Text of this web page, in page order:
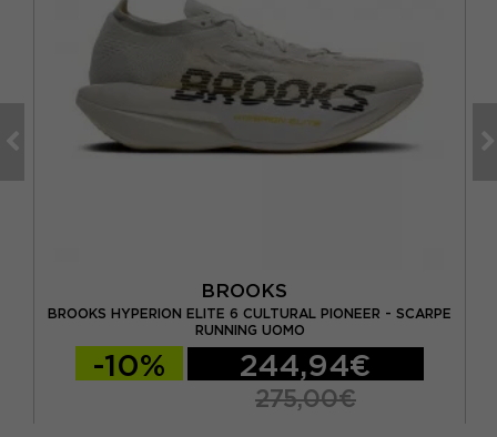
BROOKS
BROOKS HYPERION ELITE 6 CULTURAL PIONEER - SCARPE
RUNNING UOMO
-10% 244,94€
275,00€